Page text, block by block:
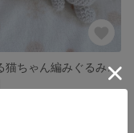
まんまる猫ちゃん編みぐるみ そーだくん